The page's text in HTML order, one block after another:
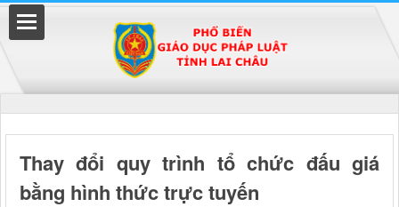
Thay đổi quy trình tổ chức đấu giá
bằng hình thức trực tuyến
Đã kết nối EMC